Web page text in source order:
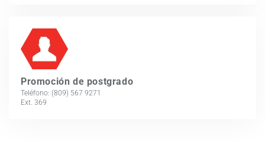
Promoción de postgrado
Teléfono: (809) 567 9271
Ext. 369